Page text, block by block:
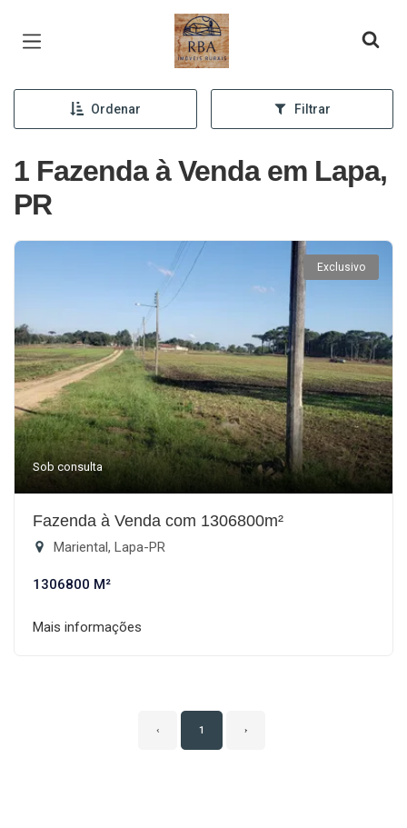
Página inicial
Ordenar Filtrar
1 Fazenda à Venda em Lapa,
PR
Exclusivo
Sob consulta
Fazenda à Venda com 1306800m²
Mariental, Lapa-PR
1306800 M²
Mais informações
‹ 1 ›